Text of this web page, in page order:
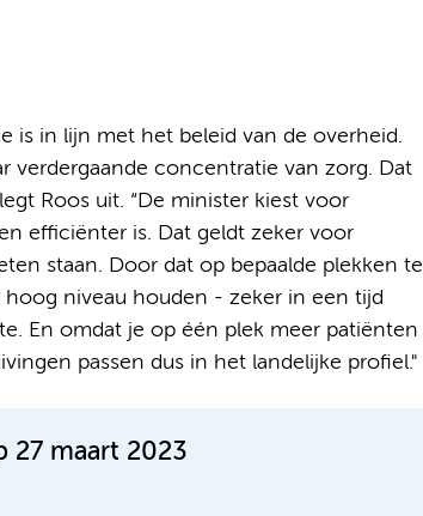
is in lijn met het beleid van de overheid.
verdergaande concentratie van zorg. Dat
Roos uit. “De minister kiest voor
efficiënter is. Dat geldt zeker voor
staan. Door dat op bepaalde plekken te
niveau houden - zeker in een tijd
En omdat je op één plek meer patiënten
passen dus in het landelijke profiel."
27 maart 2023